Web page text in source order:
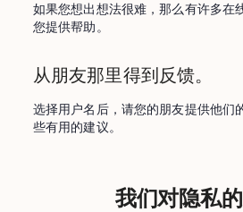
如果您想出想法很难，那么有许多在
您提供帮助。
从朋友那里得到反馈。
选择用户名后，请您的朋友提供他们
些有用的建议。
我们对隐私